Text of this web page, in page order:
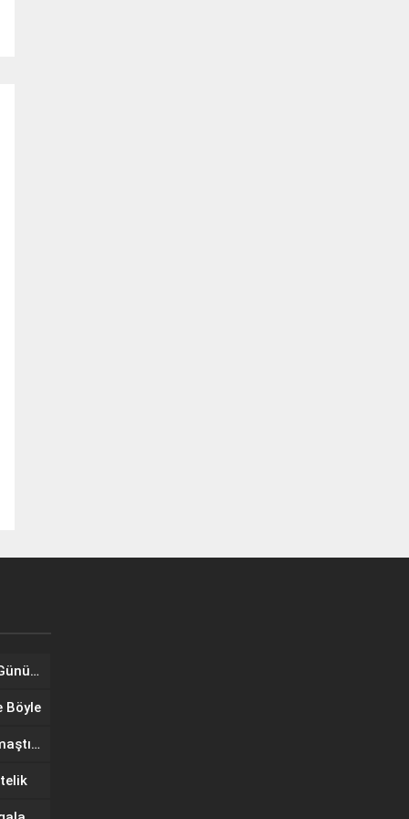
Tuğba Ünal, Dünya Sarılma Günü kapsamında hayranlarıyla buluştu
Böyle
Wilma Elles Defilede Göz Kamaştırdı, Kuliste Oğlunu Uyuttu